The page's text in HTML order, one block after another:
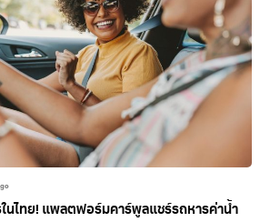
ในไทย! แพลตฟอร์มคาร์พูลแชร์รถหารค่าน้ำ